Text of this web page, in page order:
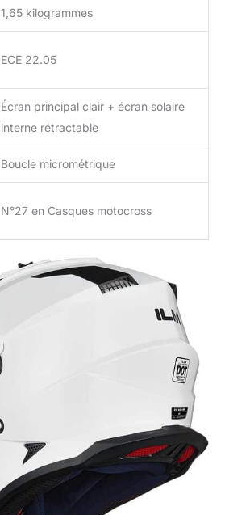
1,65 kilogrammes
ECE 22.05
Écran principal clair + écran solaire
interne rétractable
Boucle micrométrique
N°27 en Casques motocross